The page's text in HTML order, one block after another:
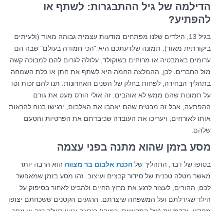
הדילמה של גיל ההתבגרות: לשתף או
להפתיע?
בגיל 13, הילדים שלנו מפתחים מודעות עצמית גבוהה מאוד (ולעיתים
ביקורתית מאוד). תמונה שלדעתכם היא "הכי חמודה בעולם" שבה הם
ערומים באמבטיה או מרוחים בשוקולד, עלולה לגרום להם למבוכה קשה
מול החברים. לכן, ההמלצה החמה היא לשתף את חתן או כלת השמחה
בתהליך הבחירה, לפחות בחלק של השנים האחרונות. תנו להם זכות וטו
על תמונות שהם ממש לא אוהבים. זה אולי הורס מעט את גורם
ההפתעה, אבל זה מבטיח שהם יאהבו את האלבום, ירגישו בנוח להראות
אותו לאורחים, ויעריכו את העובדה שכיבדתם את הפרטיות והטעם
שלהם.
מסע בזמן שהוא מתנה בפני עצמה
בסופו של דבר, התהליך של הכנת אלבום בר מצווה הוא הרבה יותר
מאשר מטלה טכנית של סידור קבצים ועיצוב. זהו מסע בזמן שמאפשר
לכם, ההורים, לעצור לרגע את מרוץ החיים ולהביט לאחור בסיפוק על
הילד שגידלתם ועל המשפחה שיצרתם. הרגעים הקטנים ששכחתם יצופו